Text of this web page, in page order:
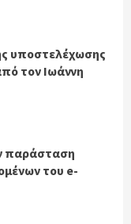
υποστελέχωσης
τον Ιωάννη
παράσταση
του e-